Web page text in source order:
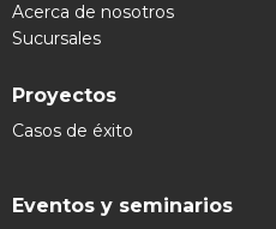
Acerca de nosotros
Sucursales
Proyectos
Casos de éxito
Eventos y seminarios